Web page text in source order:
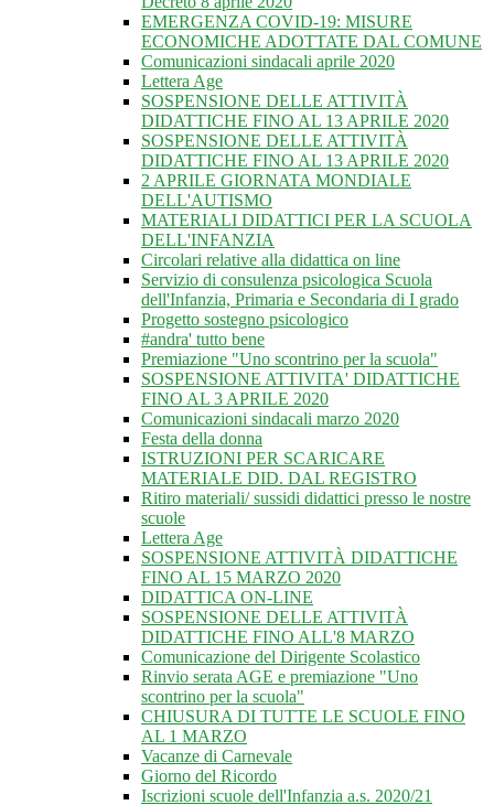
EMERGENZA COVID-19: MISURE
ECONOMICHE ADOTTATE DAL COMUNE
Comunicazioni sindacali aprile 2020
Lettera Age
SOSPENSIONE DELLE ATTIVITÀ
DIDATTICHE FINO AL 13 APRILE 2020
SOSPENSIONE DELLE ATTIVITÀ
DIDATTICHE FINO AL 13 APRILE 2020
2 APRILE GIORNATA MONDIALE
DELL'AUTISMO
MATERIALI DIDATTICI PER LA SCUOLA
DELL'INFANZIA
Circolari relative alla didattica on line
Servizio di consulenza psicologica Scuola
dell'Infanzia, Primaria e Secondaria di I grado
Progetto sostegno psicologico
#andra' tutto bene
Premiazione "Uno scontrino per la scuola"
SOSPENSIONE ATTIVITA' DIDATTICHE
FINO AL 3 APRILE 2020
Comunicazioni sindacali marzo 2020
Festa della donna
ISTRUZIONI PER SCARICARE
MATERIALE DID. DAL REGISTRO
Ritiro materiali/ sussidi didattici presso le nostre
scuole
Lettera Age
SOSPENSIONE ATTIVITÀ DIDATTICHE
FINO AL 15 MARZO 2020
DIDATTICA ON-LINE
SOSPENSIONE DELLE ATTIVITÀ
DIDATTICHE FINO ALL'8 MARZO
Comunicazione del Dirigente Scolastico
Rinvio serata AGE e premiazione "Uno
scontrino per la scuola"
CHIUSURA DI TUTTE LE SCUOLE FINO
AL 1 MARZO
Vacanze di Carnevale
Giorno del Ricordo
Iscrizioni scuole dell'Infanzia a.s. 2020/21